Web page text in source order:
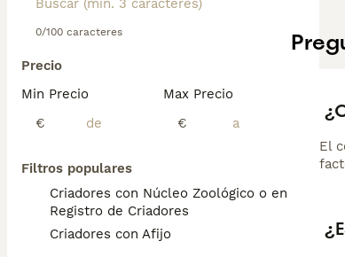
0/100 caracteres
Precio
Min Precio
€
Max Precio
€
Filtros populares
Criadores con Núcleo Zoológico o en el
Registro de Criadores
Criadores con Afijo
El